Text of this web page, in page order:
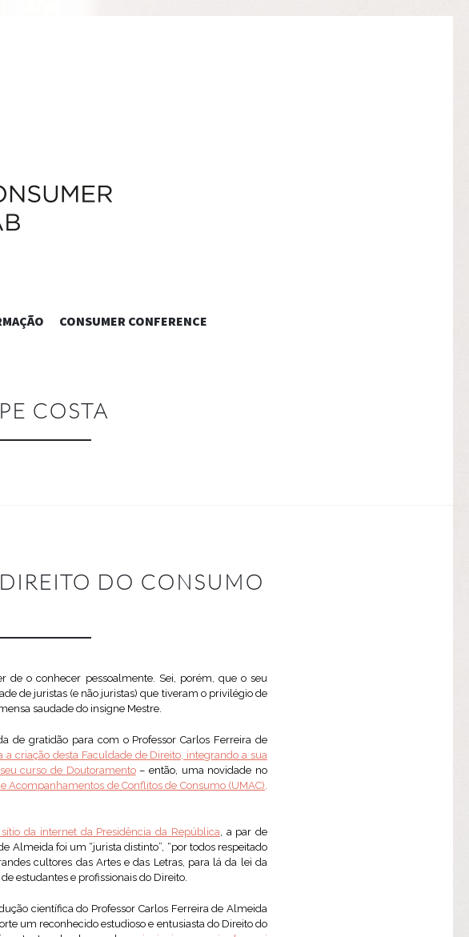
CONSUMER CONFERENCE
COSTA
DO CONSUMO
de o conhecer pessoalmente. Sei, porém, que o seu
de juristas (e não juristas) que tiveram o privilégio de
saudade do insigne Mestre.
de gratidão para com o Professor Carlos Ferreira de
criação desta Faculdade de Direito, integrando a sua
curso de Doutoramento– então, uma novidade no
Acompanhamentos de Conflitos de Consumo (UMAC),
da internet da Presidência da República, a par de
Almeida foi um “jurista distinto”, “por todos respeitado
cultores das Artes e das Letras, para lá da lei da
estudantes e profissionais do Direito.
científica do Professor Carlos Ferreira de Almeida
um reconhecido estudioso e entusiasta do Direito do